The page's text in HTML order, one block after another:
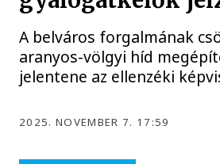
A belváros forgalmának
aranyos-völgyi híd
jelentene az ellenzéki
2025. NOVEMBER 7. 17:59